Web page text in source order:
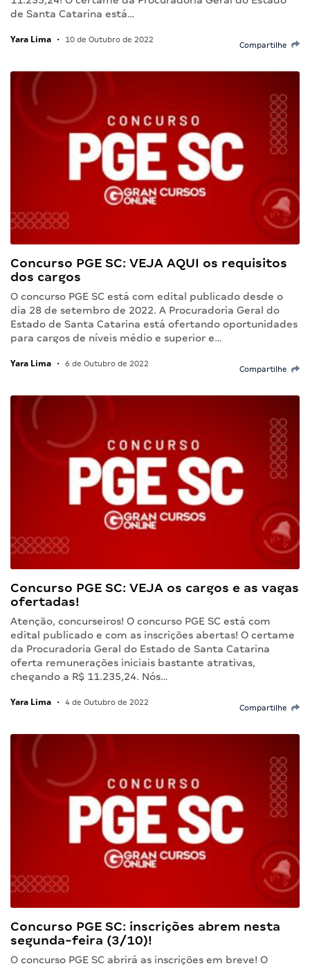
de Santa Catarina está…
Yara Lima • 10 de Outubro de 2022
Compartilhe
Concurso PGE SC: VEJA AQUI os requisitos
dos cargos
O concurso PGE SC está com edital publicado desde o
dia 28 de setembro de 2022. A Procuradoria Geral do
Estado de Santa Catarina está ofertando oportunidades
para cargos de níveis médio e superior e…
Yara Lima • 6 de Outubro de 2022
Compartilhe
Concurso PGE SC: VEJA os cargos e as vagas
ofertadas!
Atenção, concurseiros! O concurso PGE SC está com
edital publicado e com as inscrições abertas! O certame
da Procuradoria Geral do Estado de Santa Catarina
oferta remunerações iniciais bastante atrativas,
chegando a R$ 11.235,24. Nós…
Yara Lima • 4 de Outubro de 2022
Compartilhe
Concurso PGE SC: inscrições abrem nesta
segunda-feira (3/10)!
O concurso PGE SC abrirá as inscrições em breve! O